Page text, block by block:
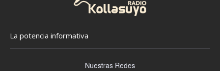
La potencia informativa
Nuestras Redes